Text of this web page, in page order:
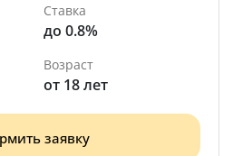
Ставка
до 0.8%
Возраст
от 18 лет
заявку